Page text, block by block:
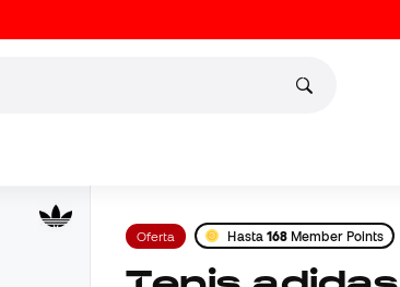
Oferta Hasta 168 Member Points